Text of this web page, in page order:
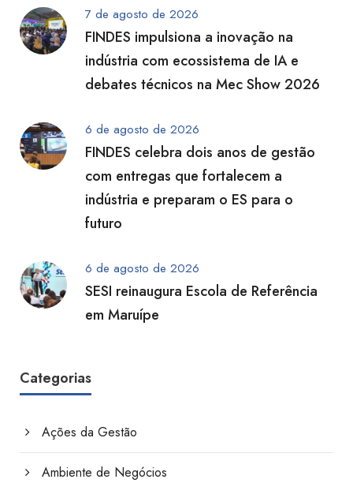
7 de agosto de 2026
FINDES impulsiona a inovação na
indústria com ecossistema de IA e
debates técnicos na Mec Show 2026
6 de agosto de 2026
FINDES celebra dois anos de gestão
com entregas que fortalecem a
indústria e preparam o ES para o
futuro
6 de agosto de 2026
SESI reinaugura Escola de Referência
em Maruípe
Categorias
Ações da Gestão
Ambiente de Negócios